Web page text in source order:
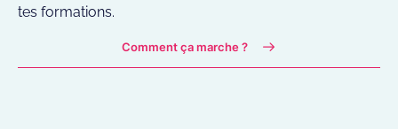
tes formations.
Comment ça marche ?